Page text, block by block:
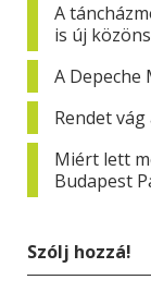
A
is új
A Depeche
Rendet
Miért lett
Budapest
Szólj hozzá!